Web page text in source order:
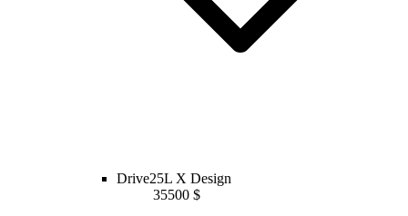
Drive25L X Design
35500 $